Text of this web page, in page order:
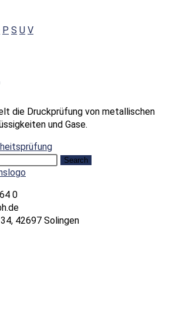
P S U V
die Druckprüfung von metallischen
und Gase.
Search
0
42697 Solingen